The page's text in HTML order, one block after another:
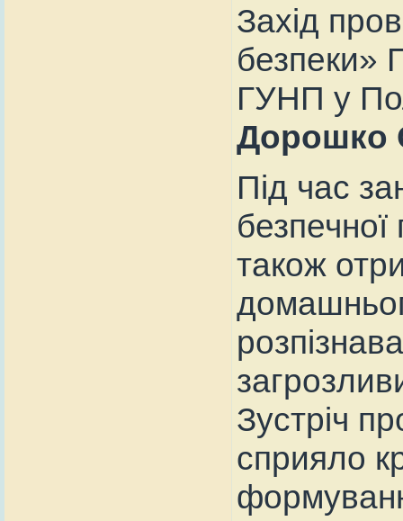
Захід
безпеки»
ГУНП у
Дорошко
Під час
безпечної
також
Зустріч
сприяло